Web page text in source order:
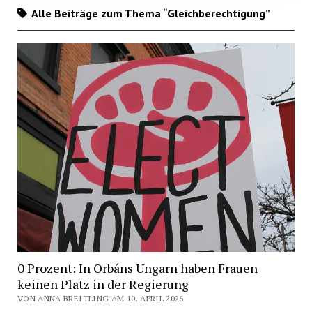
Alle Beiträge zum Thema “Gleichberechtigung”
0 Prozent: In Orbáns Ungarn haben Frauen
keinen Platz in der Regierung
VON ANNA BREITLING AM 10. APRIL 2026